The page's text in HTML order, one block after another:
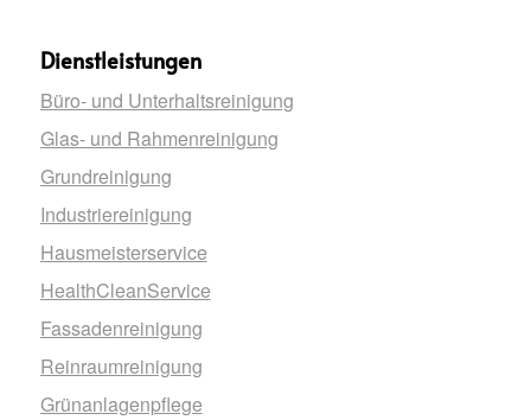
Dienstleistungen
Büro- und Unterhaltsreinigung
Glas- und Rahmenreinigung
Grundreinigung
Industriereinigung
Hausmeisterservice
HealthCleanService
Fassadenreinigung
Reinraumreinigung
Grünanlagenpflege